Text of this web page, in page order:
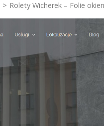
> Rolety Wicherek – Folie